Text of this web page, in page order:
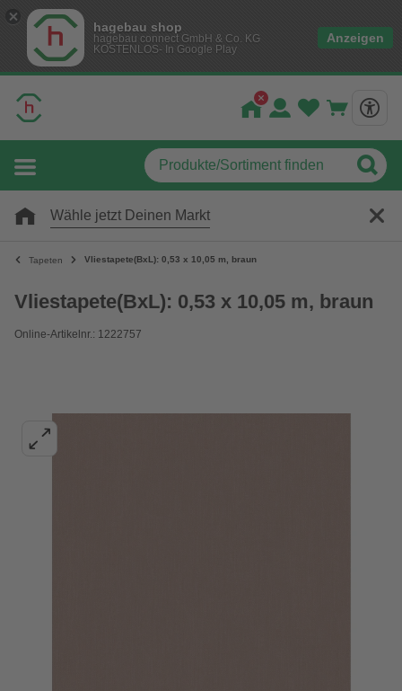
hagebau shop
hagebau connect GmbH & Co. KG
KOSTENLOS- In Google Play
Anzeigen
Wähle jetzt Deinen Markt
Tapeten Vliestapete(BxL): 0,53 x 10,05 m, braun
Vliestapete(BxL): 0,53 x 10,05 m, braun
Online-Artikelnr.: 1222757